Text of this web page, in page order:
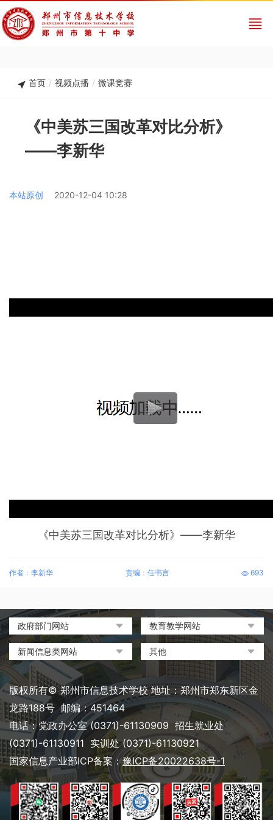
首页 / 视频点播 / 微课竞赛
《中美苏三国改革对比分析》
——李新华
本站原创 2020-12-04 10:28
《中美苏三国改革对比分析》——李新华
作者：李新华 责编：任书言 693
政府部门网站
中国政府网
河南省人民政府
郑州市人民政府
教育教学网站
教育部政府门户网站
中国职业教育与成人教育网
河南省教育厅
河南省职业教育与成人教育
网
郑州市教育局政务网
郑州教育信息网
新闻信息类网站
环球网
凤凰网
搜狐
网易
新浪
其他
中央电化教育馆
中国教育和科研计算机网
电脑报
大象网|河南网络广播电视台
版权所有© 郑州市信息技术学校 地址：郑州市郑东新区金
龙路188号 邮编：451464
电话：党政办公室 (0371)-61130909 招生就业处
(0371)-61130911 实训处 (0371)-61130921
国家信息产业部ICP备案：豫ICP备20022638号-1